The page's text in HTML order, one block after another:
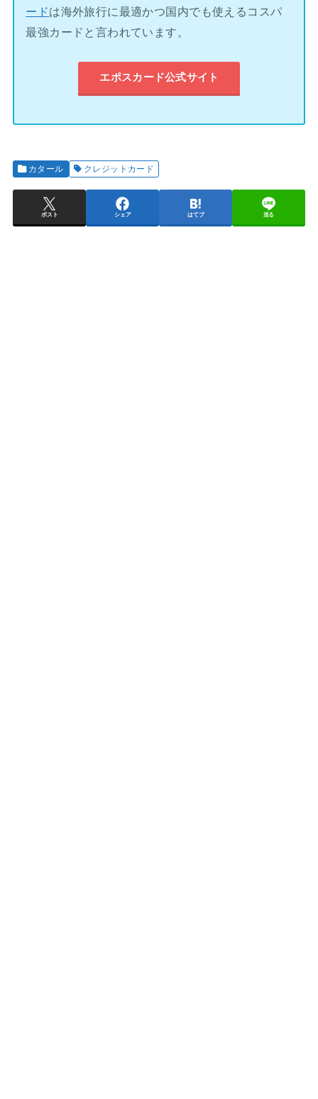
ードは海外旅行に最適かつ国内でも使えるコスパ
最強カードと言われています。
エポスカード公式サイト
カタール クレジットカード
ポスト シェア はてブ 送る